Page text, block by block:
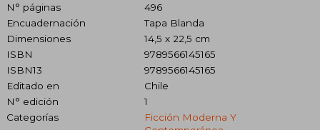
N° páginas
496
Encuadernación
Tapa Blanda
Dimensiones
14,5 x 22,5 cm
ISBN
9789566145165
ISBN13
9789566145165
Editado en
Chile
N° edición
1
Categorías
Ficción Moderna Y